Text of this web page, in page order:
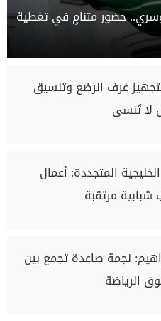
حضور متنامٍ في تغطية
لتجهيز غرف الرضع وتنسيق
لا تُنسى
المتجددة: أعمال
مرتقبة
نجمة صاعدة تجمع بين
الرياضة